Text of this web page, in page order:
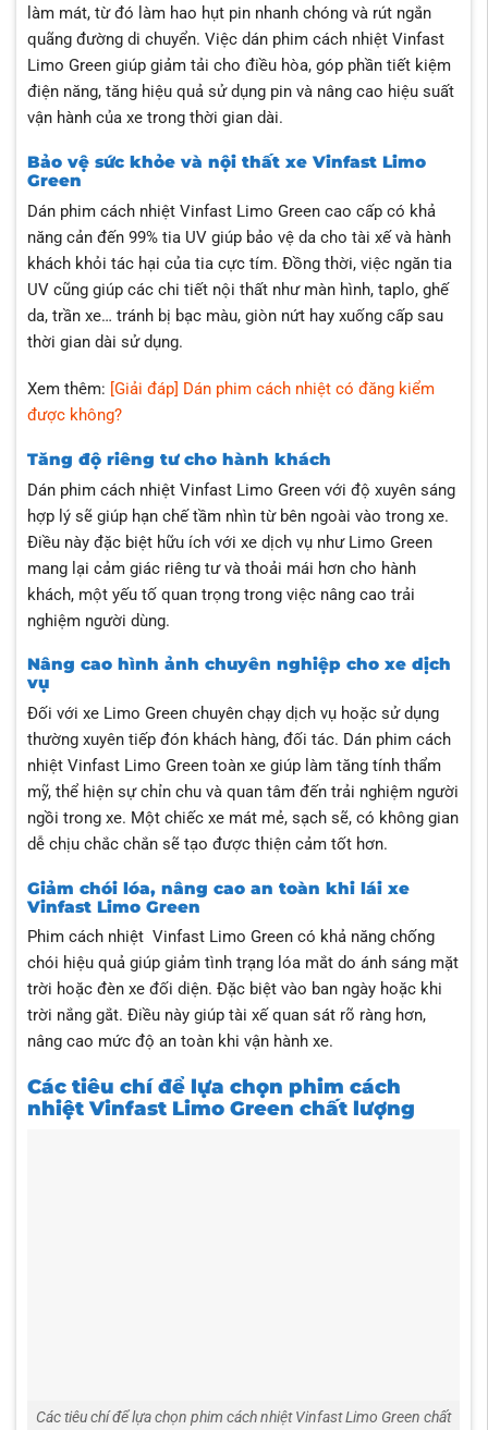
làm mát, từ đó làm hao hụt pin nhanh chóng và rút ngắn
quãng đường di chuyển. Việc dán phim cách nhiệt Vinfast
Limo Green giúp giảm tải cho điều hòa, góp phần tiết kiệm
điện năng, tăng hiệu quả sử dụng pin và nâng cao hiệu suất
vận hành của xe trong thời gian dài.
Bảo vệ sức khỏe và nội thất xe Vinfast Limo
Green
Dán phim cách nhiệt Vinfast Limo Green cao cấp có khả
năng cản đến 99% tia UV giúp bảo vệ da cho tài xế và hành
khách khỏi tác hại của tia cực tím. Đồng thời, việc ngăn tia
UV cũng giúp các chi tiết nội thất như màn hình, taplo, ghế
da, trần xe… tránh bị bạc màu, giòn nứt hay xuống cấp sau
thời gian dài sử dụng.
Xem thêm: [Giải đáp] Dán phim cách nhiệt có đăng kiểm
được không?
Tăng độ riêng tư cho hành khách
Dán phim cách nhiệt Vinfast Limo Green với độ xuyên sáng
hợp lý sẽ giúp hạn chế tầm nhìn từ bên ngoài vào trong xe.
Điều này đặc biệt hữu ích với xe dịch vụ như Limo Green
mang lại cảm giác riêng tư và thoải mái hơn cho hành
khách, một yếu tố quan trọng trong việc nâng cao trải
nghiệm người dùng.
Nâng cao hình ảnh chuyên nghiệp cho xe dịch
vụ
Đối với xe Limo Green chuyên chạy dịch vụ hoặc sử dụng
thường xuyên tiếp đón khách hàng, đối tác. Dán phim cách
nhiệt Vinfast Limo Green toàn xe giúp làm tăng tính thẩm
mỹ, thể hiện sự chỉn chu và quan tâm đến trải nghiệm người
ngồi trong xe. Một chiếc xe mát mẻ, sạch sẽ, có không gian
dễ chịu chắc chắn sẽ tạo được thiện cảm tốt hơn.
Giảm chói lóa, nâng cao an toàn khi lái xe
Vinfast Limo Green
Phim cách nhiệt Vinfast Limo Green có khả năng chống
chói hiệu quả giúp giảm tình trạng lóa mắt do ánh sáng mặt
trời hoặc đèn xe đối diện. Đặc biệt vào ban ngày hoặc khi
trời nắng gắt. Điều này giúp tài xế quan sát rõ ràng hơn,
nâng cao mức độ an toàn khi vận hành xe.
Các tiêu chí để lựa chọn phim cách
nhiệt Vinfast Limo Green chất lượng
Các tiêu chí để lựa chọn phim cách nhiệt Vinfast Limo Green chất